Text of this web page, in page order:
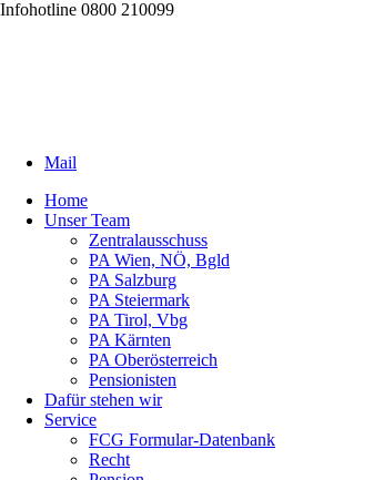
Infohotline 0800 210099
Mail
Home
Unser Team
Zentralausschuss
PA Wien, NÖ, Bgld
PA Salzburg
PA Steiermark
PA Tirol, Vbg
PA Kärnten
PA Oberösterreich
Pensionisten
Dafür stehen wir
Service
FCG Formular-Datenbank
Recht